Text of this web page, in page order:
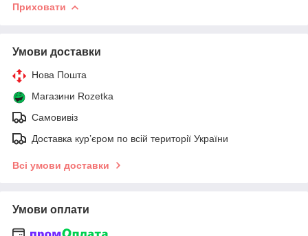
Приховати
Умови доставки
Нова Пошта
Магазини Rozetka
Самовивіз
Доставка кур’єром по всій території України
Всі умови доставки
Умови оплати